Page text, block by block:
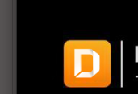
(一個工作日內將